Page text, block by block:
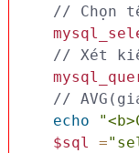
// Chọn
// Xét
//
echo
$sql
=